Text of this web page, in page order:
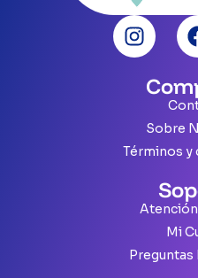
Sobre
Términos y
Mi
Preguntas